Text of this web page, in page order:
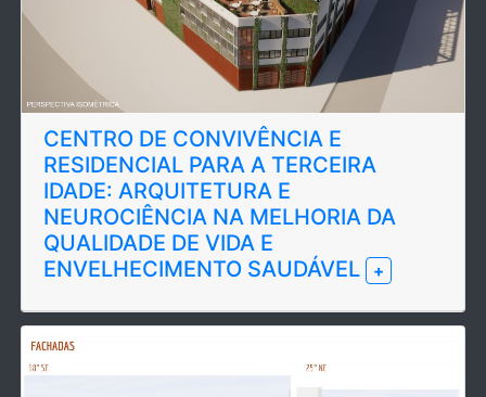
CENTRO DE CONVIVÊNCIA E
RESIDENCIAL PARA A TERCEIRA
IDADE: ARQUITETURA E
NEUROCIÊNCIA NA MELHORIA DA
QUALIDADE DE VIDA E
ENVELHECIMENTO SAUDÁVEL
+